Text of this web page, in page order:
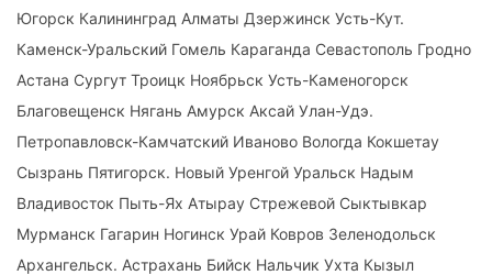
Югорск Калининград Алматы Дзержинск Усть-Кут.
Каменск-Уральский Гомель Караганда Севастополь Гродно
Астана Сургут Троицк Ноябрьск Усть-Каменогорск
Благовещенск Нягань Амурск Аксай Улан-Удэ.
Петропавловск-Камчатский Иваново Вологда Кокшетау
Сызрань Пятигорск. Новый Уренгой Уральск Надым
Владивосток Пыть-Ях Атырау Стрежевой Сыктывкар
Мурманск Гагарин Ногинск Урай Ковров Зеленодольск
Архангельск. Астрахань Бийск Нальчик Ухта Кызыл